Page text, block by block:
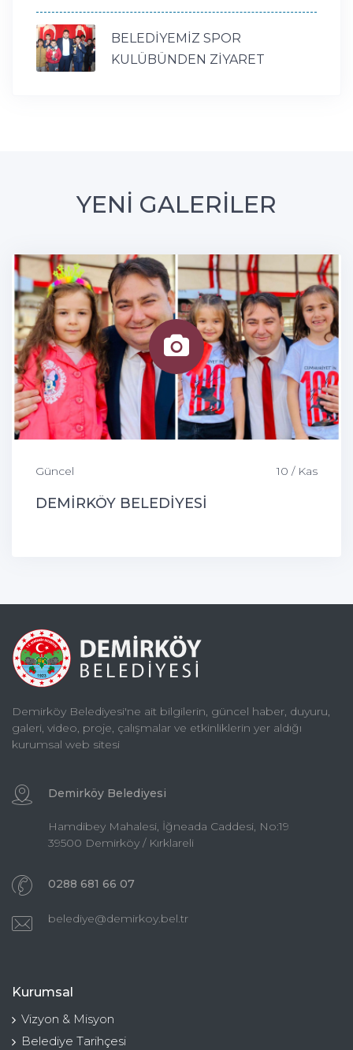
BELEDİYEMİZ SPOR
KULÜBÜNDEN ZİYARET
YENİ GALERİLER
Güncel 10 / Kas
DEMİRKÖY BELEDİYESİ
Demirköy Belediyesi'ne ait bilgilerin, güncel haber, duyuru,
galeri, video, proje, çalışmalar ve etkinliklerin yer aldığı
kurumsal web sitesi
Demirköy Belediyesi
Hamdibey Mahalesi, İğneada Caddesi, No:19
39500 Demirköy / Kırklareli
0288 681 66 07
belediye@demirkoy.bel.tr
Kurumsal
Vizyon & Misyon
Belediye Tarihçesi